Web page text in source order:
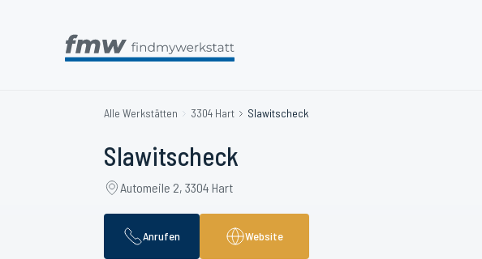
Alle Werkstätten 3304 Hart Slawitscheck
Slawitscheck
Automeile 2, 3304 Hart
Anrufen Website